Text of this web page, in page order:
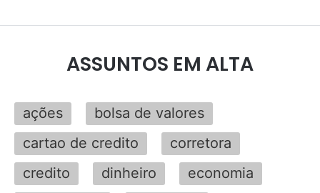
ASSUNTOS EM ALTA
ações
bolsa de valores
cartao de credito
corretora
credito
dinheiro
economia